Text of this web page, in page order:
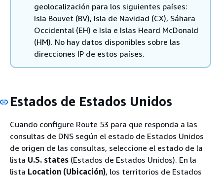
geolocalización para los siguientes países:
Isla Bouvet (BV), Isla de Navidad (CX), Sáhara
Occidental (EH) e Isla e Islas Heard McDonald
(HM). No hay datos disponibles sobre las
direcciones IP de estos países.
Estados de Estados Unidos
Cuando configure Route 53 para que responda a las
consultas de DNS según el estado de Estados Unidos
de origen de las consultas, seleccione el estado de la
lista U.S. states (Estados de Estados Unidos). En la
lista Location (Ubicación), los territorios de Estados